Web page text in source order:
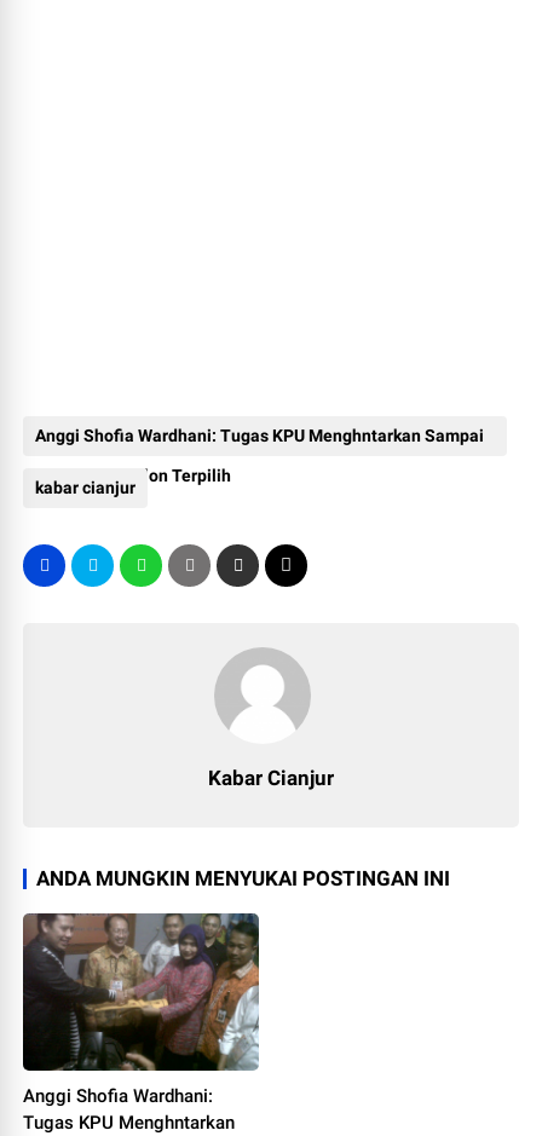
Anggi Shofia Wardhani: Tugas KPU Menghntarkan Sampai
Penetapan Calon Terpilih
kabar cianjur
Kabar Cianjur
ANDA MUNGKIN MENYUKAI POSTINGAN INI
Anggi Shofia Wardhani:
Tugas KPU Menghntarkan